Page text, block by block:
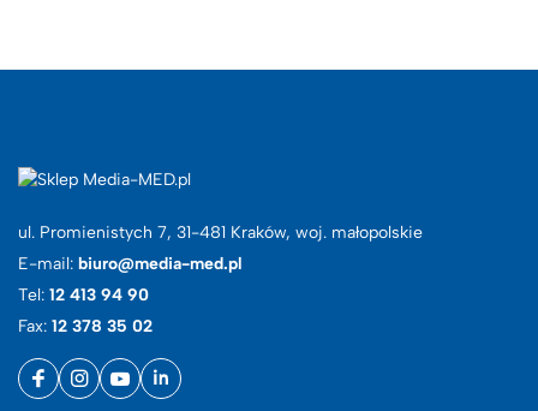
ul. Promienistych 7, 31-481 Kraków, woj. małopolskie
E-mail: biuro@media-med.pl
Tel: 12 413 94 90
Fax: 12 378 35 02